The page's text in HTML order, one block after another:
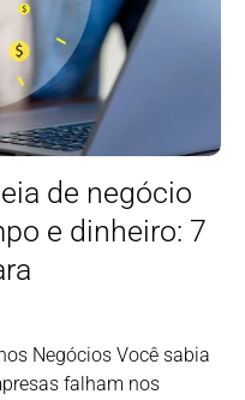
de negócio
e dinheiro: 7
Negócios Você sabia
falham nos